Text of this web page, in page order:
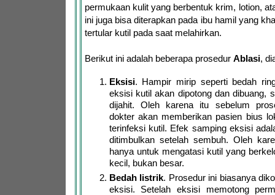
permukaan kulit yang berbentuk krim, lotion,
ini juga bisa diterapkan pada ibu hamil yang
tertular kutil pada saat melahirkan.
Berikut ini adalah beberapa prosedur Ablasi,
Eksisi. Hampir mirip seperti bedah
eksisi kutil akan dipotong dan dibuang,
dijahit. Oleh karena itu sebelum
dokter akan memberikan pasien bius
terinfeksi kutil. Efek samping eksisi
ditimbulkan setelah sembuh. Oleh
hanya untuk mengatasi kutil yang
kecil, bukan besar.
Bedah listrik. Prosedur ini biasanya
eksisi. Setelah eksisi memotong